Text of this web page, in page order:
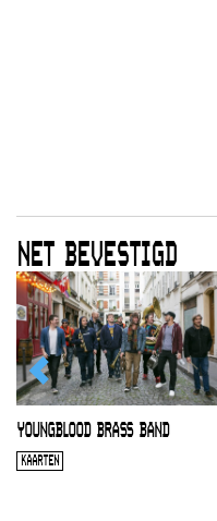
NET BEVESTIGD
YOUNGBLOOD BRASS BAND
KAARTEN